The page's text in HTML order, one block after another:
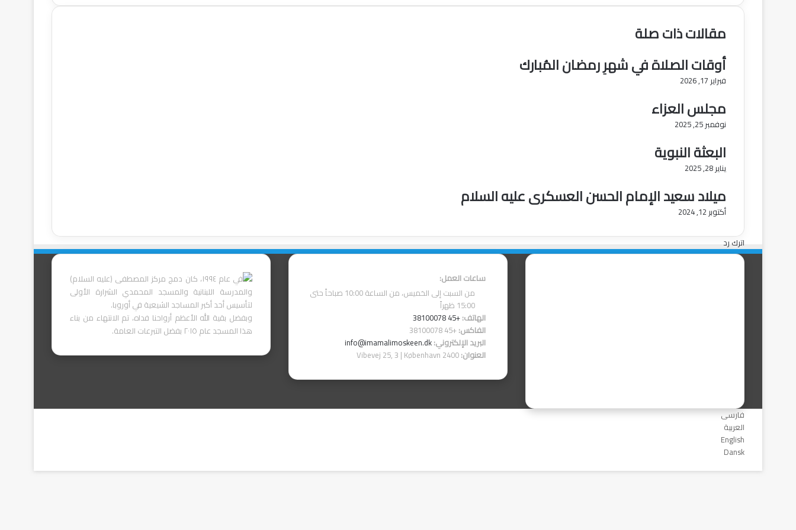
مقالات ذات صلة
أوقات الصلاة في شهرِ رمضان المُبارك
فبراير 17, 2026
مجلس العزاء
نوفمبر 25, 2025
البعثة النبویة
يناير 28, 2025
میلاد سعید الإمام الحسن العسکری علیه السلام
أكتوبر 12, 2024
اترك رد
في عام ١٩٩٤، كان دمج مركز المصطفى (عليه السلام)
والمدرسة اللبنانية والمسجد المحمدي الشرارة الأولى
لتأسيس أحد أكبر المساجد الشيعية في أوروبا.
وبفضل بقية الله الأعظم أرواحنا فداه، تم الانتهاء من بناء
هذا المسجد عام ٢٠١٥ بفضل التبرعات العامة.
ساعات العمل:
من السبت إلى الخميس، من الساعة 10:00 صباحاً حتى
15:00 ظهراً
الهاتف:+45 38100078
الفاكس:+45 38100078
البريد الإلكتروني:info@imamalimoskeen.dk
العنوان:Vibevej 25, 3 | København 2400
فارسی
العربیة
English
Dansk